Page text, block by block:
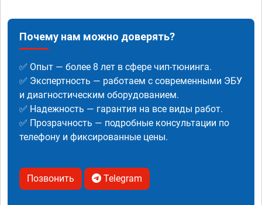
Почему нам можно доверять?
✅ Опыт — более 8 лет в сфере чип-тюнинга.
✅ Экспертность — работаем с современными ЭБУ
и диагностическим оборудованием.
✅ Надежность — гарантия на все виды работ.
✅ Прозрачность — подробные консультации по
телефону и фиксированные цены.
Позвонить Telegram